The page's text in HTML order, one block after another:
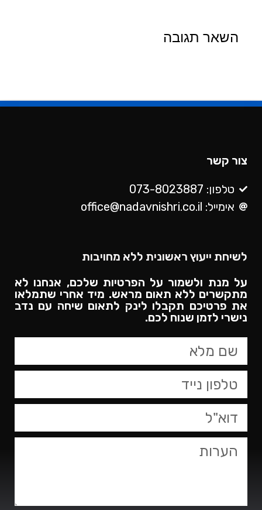
השאר תגובה
צור קשר
טלפון: 073-8023887
אימייל: office@nadavnishri.co.il
לשיחת ייעוץ ראשונית ללא מחויבות
על מנת ולשמור על הפרטיות שלכם, אנחנו לא
מתקשרים ללא תאום מראש. מיד אחרי שתמלאו
את פרטיכם תקבלו לינק לתאום שיחה עם נדב
נישרי לזמן שנוח לכם.​